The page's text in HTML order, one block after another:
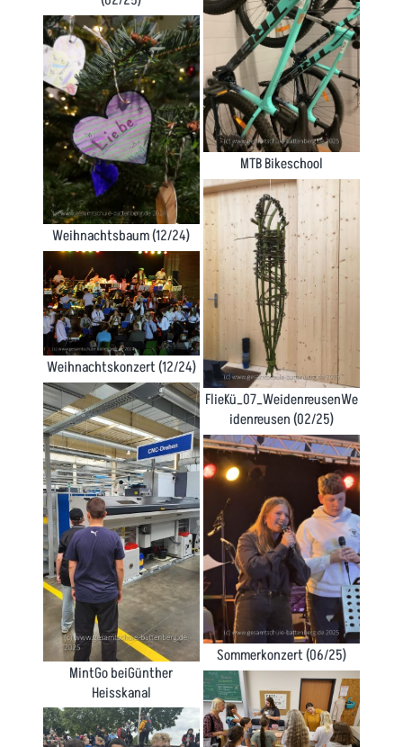
MTB Bikeschool
Weihnachtsbaum (12/24)
FlieKü_07_WeidenreusenWe
idenreusen (02/25)
Weihnachtskonzert (12/24)
MintGo beiGünther
Heisskanal
Sommerkonzert (06/25)